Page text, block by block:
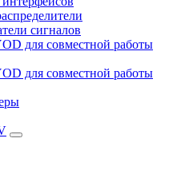
сигналов
для совместной работы
для совместной работы